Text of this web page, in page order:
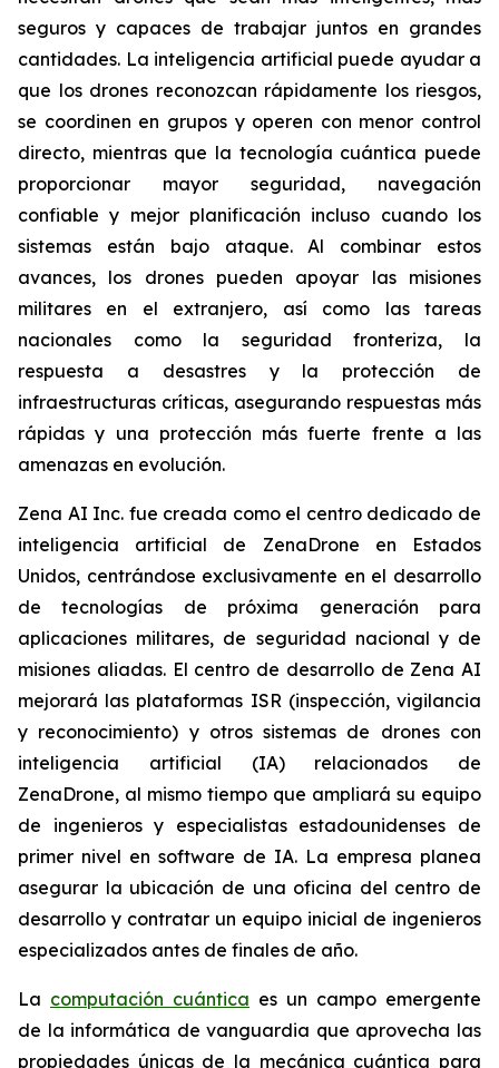
seguros y capaces de trabajar juntos en grandes
cantidades. La inteligencia artificial puede ayudar a
que los drones reconozcan rápidamente los riesgos,
se coordinen en grupos y operen con menor control
directo, mientras que la tecnología cuántica puede
proporcionar mayor seguridad, navegación
confiable y mejor planificación incluso cuando los
sistemas están bajo ataque. Al combinar estos
avances, los drones pueden apoyar las misiones
militares en el extranjero, así como las tareas
nacionales como la seguridad fronteriza, la
respuesta a desastres y la protección de
infraestructuras críticas, asegurando respuestas más
rápidas y una protección más fuerte frente a las
amenazas en evolución.
Zena AI Inc. fue creada como el centro dedicado de
inteligencia artificial de ZenaDrone en Estados
Unidos, centrándose exclusivamente en el desarrollo
de tecnologías de próxima generación para
aplicaciones militares, de seguridad nacional y de
misiones aliadas. El centro de desarrollo de Zena AI
mejorará las plataformas ISR (inspección, vigilancia
y reconocimiento) y otros sistemas de drones con
inteligencia artificial (IA) relacionados de
ZenaDrone, al mismo tiempo que ampliará su equipo
de ingenieros y especialistas estadounidenses de
primer nivel en software de IA. La empresa planea
asegurar la ubicación de una oficina del centro de
desarrollo y contratar un equipo inicial de ingenieros
especializados antes de finales de año.
La computación cuántica es un campo emergente
de la informática de vanguardia que aprovecha las
propiedades únicas de la mecánica cuántica para